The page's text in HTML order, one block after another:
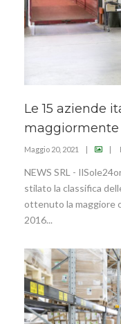
Le 15 aziende
maggiormente
Maggio 20, 2021 | |
NEWS SRL -
stilato la classifica
ottenuto la maggiore
2016...